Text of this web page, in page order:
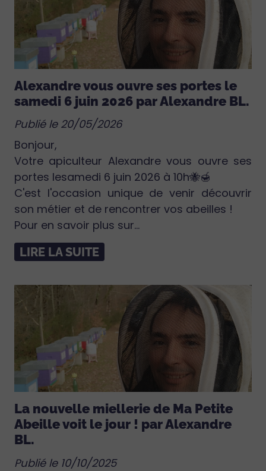
Alexandre vous ouvre ses portes le
samedi 6 juin 2026 par Alexandre BL.
Publié le 20/05/2026
Bonjour,
Votre apiculteur Alexandre vous ouvre ses
portes lesamedi 6 juin 2026 à 10h🐝🍯
C'est l'occasion unique de venir découvrir
son métier et de rencontrer vos abeilles !
Pour en savoir plus sur...
LIRE LA SUITE
La nouvelle miellerie de Ma Petite
Abeille voit le jour ! par Alexandre
BL.
Publié le 10/10/2025